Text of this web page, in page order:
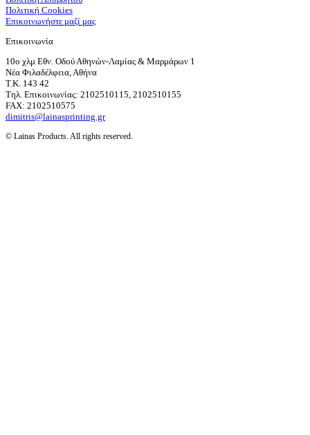
Πολιτική Cookies
Επικοινωνήστε μαζί μας
Επικοινωνία
10ο χλμ Εθν. Οδού Αθηνών-Λαμίας & Μαρμάρων 1
Νέα Φιλαδέλφεια, Αθήνα
T.K. 143 42
Τηλ. Επικοινωνίας: 2102510115, 2102510155
FAX: 2102510575
dimitris@lainasprinting.gr
© Lainas Products. All rights reserved.